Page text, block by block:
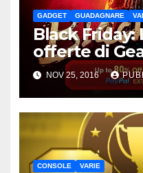
GADGET GUADAGNARE
Black Friday:
offerte di
NOV 25, 2016
CONSOLE VARIE